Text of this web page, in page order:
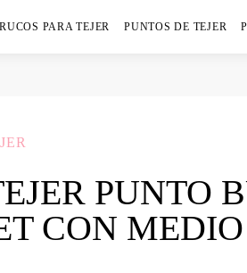
PARA TEJER PUNTOS DE TEJER
PUNTO
CON